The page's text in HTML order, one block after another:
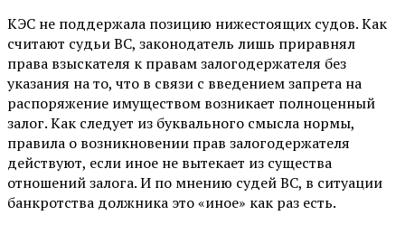
КЭС не поддержала позицию нижестоящих судов. Как
считают судьи ВС, законодатель лишь приравнял
права взыскателя к правам залогодержателя без
указания на то, что в связи с введением запрета на
распоряжение имуществом возникает полноценный
залог. Как следует из буквального смысла нормы,
правила о возникновении прав залогодержателя
действуют, если иное не вытекает из существа
отношений залога. И по мнению судей ВС, в ситуации
банкротства должника это «иное» как раз есть.